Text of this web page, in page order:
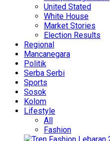
United Stated
White House
Market Stories
Election Results
Regional
Mancanegara
Politik
Serba Serbi
Sports
Sosok
Kolom
Lifestyle
All
Fashion